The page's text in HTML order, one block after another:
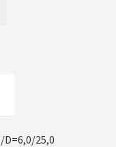
D=6,0/25,0